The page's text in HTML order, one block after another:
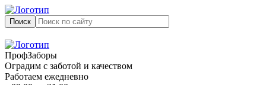
Поиск
ПрофЗаборы
Оградим с заботой и качеством
Работаем ежедневно